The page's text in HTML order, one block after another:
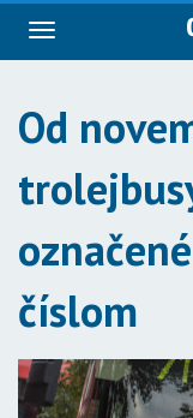
Navigácia
Od
číslom